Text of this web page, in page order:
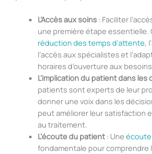
L’Accès aux soins: Faciliter
une première étape essentielle.
réduction des temps d’attente,
l’accès aux spécialistes et
horaires d’ouverture aux
L’implication du patient dans les
patients sont experts de leur
donner une voix dans les
peut améliorer leur satisfaction
au traitement.
L’écoute du patient: Une
fondamentale pour comprendre